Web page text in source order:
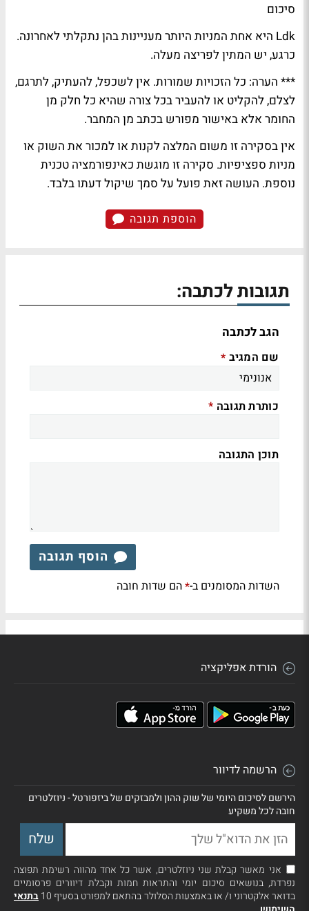
סיכום
Ldk היא אחת המניות היותר מעניינות בהן נתקלתי לאחרונה.
כרגע, יש המתין לפריצה מעלה.
*** הערה: כל הזכויות שמורות. אין לשכפל, להעתיק, לתרגם,
לצלם, להקליט או להעביר בכל צורה שהיא כל חלק מן
החומר אלא באישור מפורש בכתב מן המחבר.
אין בסקירה זו משום המלצה לקנות או למכור את השוק או
מניות ספציפיות. סקירה זו מוגשת כאינפורמציה טכנית
נוספת. העושה זאת פועל על סמך שיקול דעתו בלבד.
הוספת תגובה
תגובות לכתבה:
הגב לכתבה
שם המגיב *
כותרת תגובה *
תוכן התגובה
הוסף תגובה
השדות המסומנים ב-*הם שדות חובה
הורדת אפליקציה
הרשמה לדיוור
הירשם לסיכום היומי של שוק ההון ולמבזקים של ביזפורטל - ניוזלטרים
חובה לכל משקיע
אני מאשר קבלת שני ניוזלטרים, אשר כל אחד מהווה רשימת תפוצה
נפרדת, בנושאים סיכום יומי והתראות חמות וקבלת דיוורים פרסומיים
בדואר אלקטרוני ו/ או באמצעות הסלולר בהתאם למפורט בסעיף 10
בתנאי